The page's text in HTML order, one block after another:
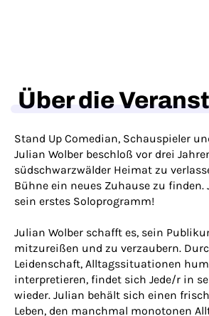
Über die
Stand Up Comedian, Schauspieler
Julian Wolber beschloß vor drei
südschwarzwälder Heimat zu
Bühne ein neues Zuhause zu
sein erstes Soloprogramm!
Julian Wolber schafft es, sein
mitzureißen und zu verzaubern.
Leidenschaft, Alltagssituationen
interpretieren, findet sich Jede/r in
wieder. Julian behält sich einen
Leben, den manchmal monotonen